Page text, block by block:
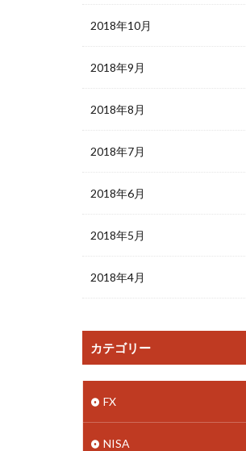
2018年10月
2018年9月
2018年8月
2018年7月
2018年6月
2018年5月
2018年4月
カテゴリー
FX
NISA